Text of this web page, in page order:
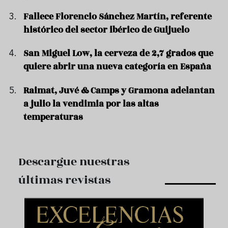
Fallece Florencio Sánchez Martín, referente
histórico del sector ibérico de Guijuelo
San Miguel Low, la cerveza de 2,7 grados que
quiere abrir una nueva categoría en España
Raimat, Juvé & Camps y Gramona adelantan
a julio la vendimia por las altas
temperaturas
Descargue nuestras
últimas revistas